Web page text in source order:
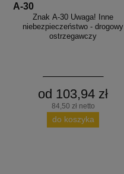
A-30
Znak A-30 Uwaga! Inne
niebezpieczeństwo - drogowy
ostrzegawczy
od 103,94 zł
84,50 zł netto
do koszyka